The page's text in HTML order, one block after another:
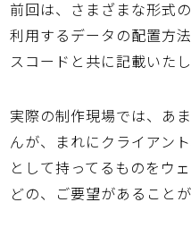
前回は、さまざまな形式
利用するデータの配置方
スコードと共に記載いたし
実際の制作現場では、あ
んが、まれにクライアン
として持ってるものをウ
どの、ご要望があることが